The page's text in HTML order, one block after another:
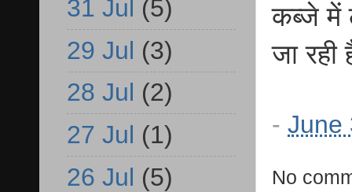
कब्जे में
जा रही
- June
No
31 Jul (5)
29 Jul (3)
28 Jul (2)
27 Jul (1)
26 Jul (5)